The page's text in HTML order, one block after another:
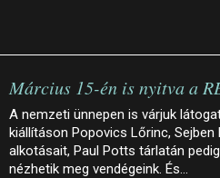
Március 15-én is nyitva a
A nemzeti ünnepen is várjuk
kiállításon Popovics Lőrinc,
alkotásait, Paul Potts tárlatán
nézhetik meg vendégeink. És…